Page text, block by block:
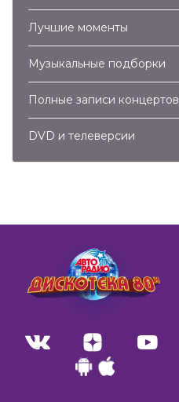
Лучшие моменты
Музыкальные подборки
Полные записи концертов
DVD и телеверсии